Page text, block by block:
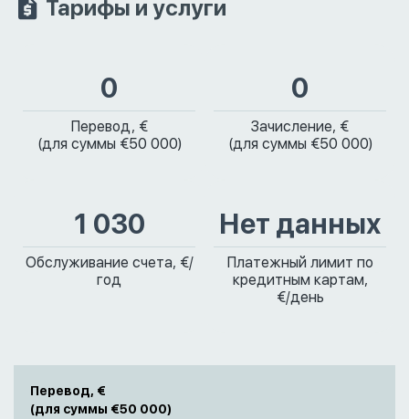
Тарифы и услуги
0
Перевод, €
(для суммы €50 000)
0
Зачисление, €
(для суммы €50 000)
1 030
Обслуживание счета, €/
год
Нет данных
Платежный лимит по
кредитным картам,
€/день
Перевод, €
(для суммы €50 000)